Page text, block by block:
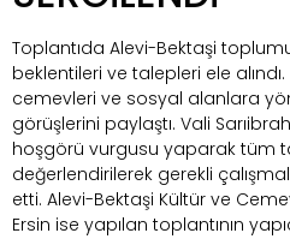
Toplantıda Alevi-Bektaşi
beklentileri ve talepleri ele
cemevleri ve sosyal alanlara
görüşlerini paylaştı. Vali
hoşgörü vurgusu yaparak tüm
değerlendirilerek gerekli
etti. Alevi-Bektaşi Kültür ve
Ersin ise yapılan toplantının